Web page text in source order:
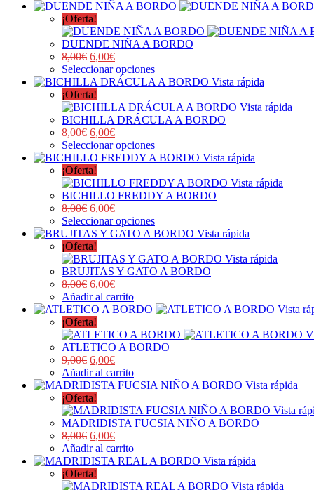
¡Oferta!
DUENDE NIÑA A BORDO
8,00€ 6,00€
Seleccionar opciones
Vista rápida
¡Oferta!
Vista rápida
BICHILLA DRÁCULA A BORDO
8,00€ 6,00€
Seleccionar opciones
Vista rápida
¡Oferta!
Vista rápida
BICHILLO FREDDY A BORDO
8,00€ 6,00€
Seleccionar opciones
Vista rápida
¡Oferta!
Vista rápida
BRUJITAS Y GATO A BORDO
8,00€ 6,00€
Añadir al carrito
Vista
¡Oferta!
ATLETICO A BORDO
9,00€ 6,00€
Añadir al carrito
Vista rápida
¡Oferta!
Vista
MADRIDISTA FUCSIA NIÑO A BORDO
8,00€ 6,00€
Añadir al carrito
Vista rápida
¡Oferta!
Vista rápida